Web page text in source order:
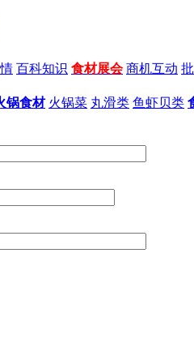
百科知识 食材展会 商机互动
锅食材 火锅菜 丸滑类 鱼虾贝类